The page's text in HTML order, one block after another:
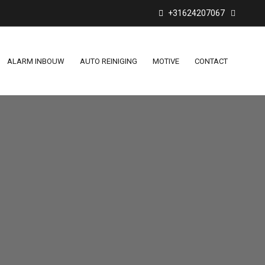
+31624207067
ALARM INBOUW AUTO REINIGING MOTIVE CONTACT